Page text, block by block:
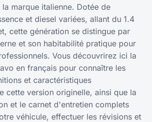
marque italienne. Dotée de
et diesel variées, allant du 1.4
cette génération se distingue par
et son habitabilité pratique pour
Vous découvrirez ici la
en français pour connaître les
et caractéristiques
cette version originelle, ainsi que la
et le carnet d'entretien complets
véhicule, effectuer les révisions et